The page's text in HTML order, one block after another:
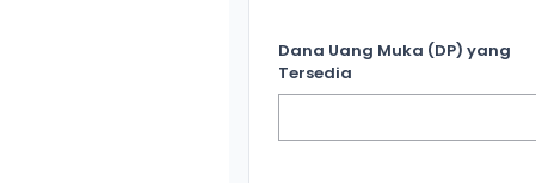
Dana Uang Muka (DP) yang
Tersedia